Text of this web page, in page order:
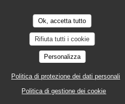
Ok, accetta tutto
Rifiuta tutti i cookie
Personalizza
Politica di protezione dei dati personali
Politica di gestione dei cookie
((apre una nuova finestra))